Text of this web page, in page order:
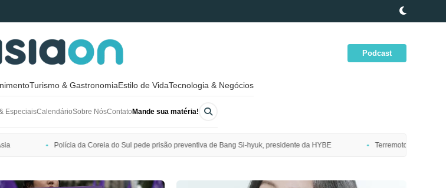
Podcast
Turismo & GastronomiaEstilo de VidaTecnologia & Negócios
EspeciaisCalendárioSobre NósContato Mande sua matéria!
do Sul pede prisão preventiva de Bang Si-hyuk, presidente da HYBE Terremoto de magnitude 7,7 atinge costa nordeste do